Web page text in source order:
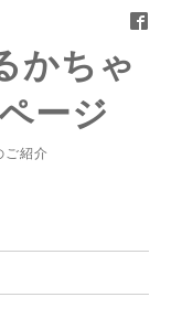
かちゃ
ージ
ご紹介